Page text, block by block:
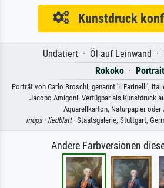
Kunstdruck
Undatiert · Öl auf Leinwand ·
Rokoko·
Porträt von Carlo Broschi, genannt 'Il Farinelli',
Jacopo Amigoni. Verfügbar als Kunstdruck
Aquarellkarton, Naturpapier oder
mops · liedblatt· Staatsgalerie, Stuttgart,
Andere Farbversionen